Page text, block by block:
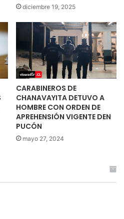
diciembre 19, 2025
CARABINEROS DE
CHANAVAYITA DETUVO A
HOMBRE CON ORDEN DE
APREHENSIÓN VIGENTE DEN
PUCÓN
mayo 27, 2024